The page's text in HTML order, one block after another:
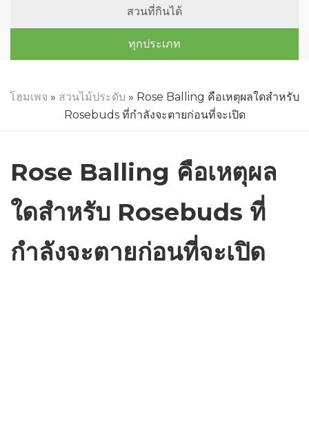
สวนที่กินได้
ทุกประเภท
โฮมเพจ » สวนไม้ประดับ » Rose Balling คือเหตุผลใดสำหรับ
Rosebuds ที่กำลังจะตายก่อนที่จะเปิด
Rose Balling คือเหตุผล
ใดสำหรับ Rosebuds ที่
กำลังจะตายก่อนที่จะเปิด